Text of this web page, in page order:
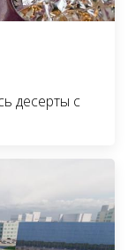
десерты с